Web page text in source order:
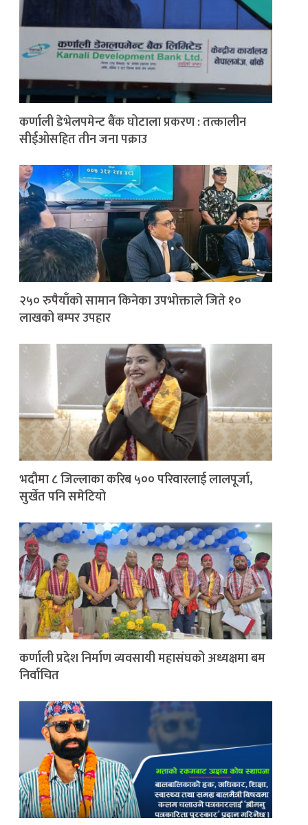
कर्णाली डेभेलपमेन्ट बैंक घोटाला प्रकरण : तत्कालीन
सीईओसहित तीन जना पक्राउ
२५० रुपैयाँको सामान किनेका उपभोक्ताले जिते १०
लाखको बम्पर उपहार
भदौमा ८ जिल्लाका करिब ५०० परिवारलाई लालपूर्जा,
सुर्खेत पनि समेटियो
कर्णाली प्रदेश निर्माण व्यवसायी महासंघको अध्यक्षमा बम
निर्वाचित